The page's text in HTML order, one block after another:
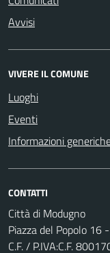
Avvisi
VIVERE IL COMUNE
Luoghi
Eventi
Informazioni
CONTATTI
Città di Modugno
Piazza del Popolo 16
C.F. / P.IVA:C.F.